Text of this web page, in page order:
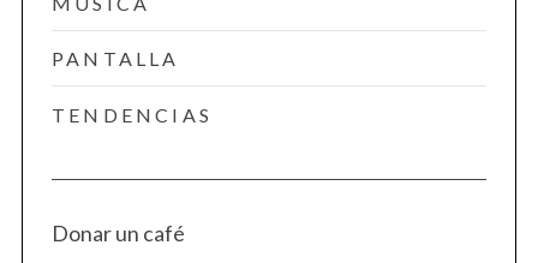
PANTALLA
TENDENCIAS
Donar un café